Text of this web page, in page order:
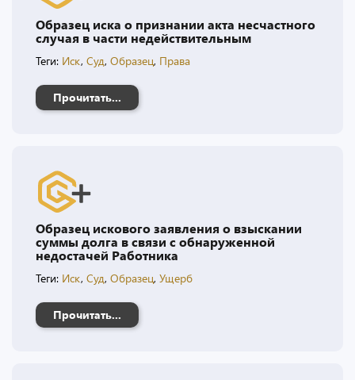
Образец иска о признании акта несчастного
случая в части недействительным
Теги: Иск, Суд, Образец, Права
Прочитать...
Образец искового заявления о взыскании
суммы долга в связи с обнаруженной
недостачей Работника
Теги: Иск, Суд, Образец, Ущерб
Прочитать...